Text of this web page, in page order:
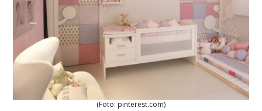
(Foto: pinterest.com)